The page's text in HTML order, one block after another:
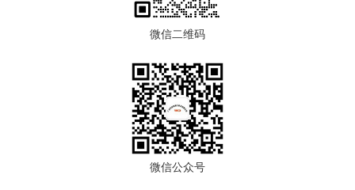
微信二维码
微信公众号